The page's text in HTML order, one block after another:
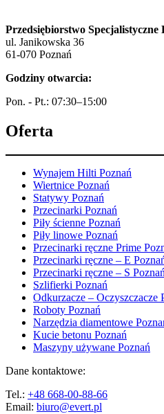
Przedsiębiorstwo
ul. Janikowska 36
61-070 Poznań
Godziny otwarcia:
Pon. - Pt.: 07:30–15:00
Oferta
Wynajem Hilti Poznań
Wiertnice Poznań
Statywy Poznań
Przecinarki Poznań
Piły ścienne Poznań
Piły linowe Poznań
Przecinarki ręczne Prime
Przecinarki ręczne – E
Przecinarki ręczne – S Poznań
Szlifierki Poznań
Odkurzacze – Oczyszczacze
Roboty Poznań
Narzędzia diamentowe
Kucie betonu Poznań
Maszyny używane Poznań
Dane kontaktowe:
Tel.: +48 668-00-88-66
Email: biuro@evert.pl